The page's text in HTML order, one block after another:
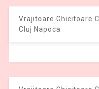
Vrajitoare Ghicitoare
Cluj Napoca